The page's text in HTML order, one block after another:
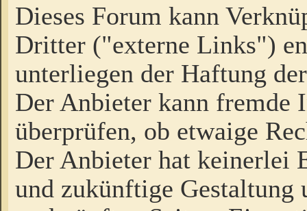
Dieses Forum kann
Dritter ("externe Links")
unterliegen der Haftung
Der Anbieter kann fremde
überprüfen, ob etwaige
Der Anbieter hat keinerlei
und zukünftige Gestaltung